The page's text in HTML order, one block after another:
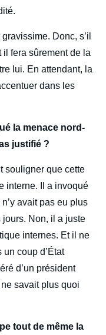
Donc, s’il
fera sûrement de la
lui. En attendant, la
dans les
la menace nord-
justifié ?
souligner que cette
interne. Il a invoqué
avait pas eu plus
jours. Non, il a juste
internes. Et il ne
un coup d’État
d’un président
savait plus quoi
tout de même la